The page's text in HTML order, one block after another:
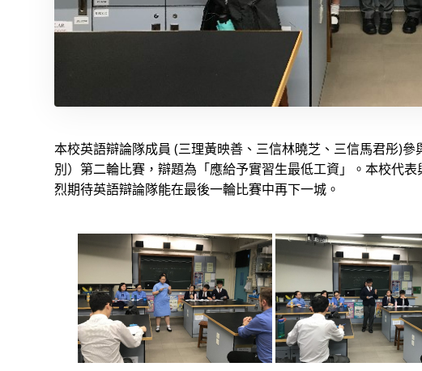
本校英語辯論隊成員 (三理黃映善、三信林曉芝、三信馬君彤)
別）第二輪比賽，辯題為「應給予實習生最低工資」。本校代
烈期待英語辯論隊能在最後一輪比賽中再下一城。